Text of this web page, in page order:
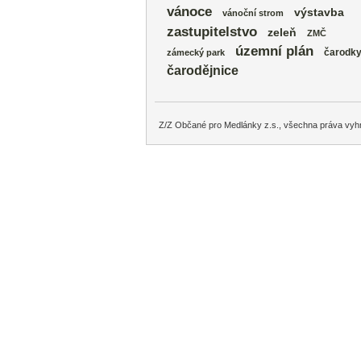
vánoce vánoční strom výstavba
zastupitelstvo zeleň
ZMČ
zámecký park
územní plán čarodky
čarodějnice
Z/Z Občané pro Medlánky z.s., všechna práva